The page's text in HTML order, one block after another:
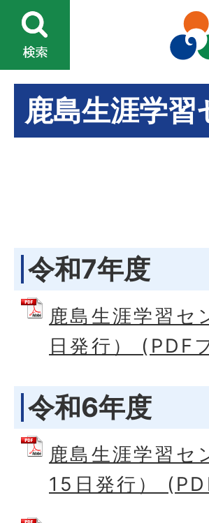
鹿島生涯学
令和7年度
鹿島生涯学習セ
日発行） (PDF
令和6年度
鹿島生涯学習
15日発行）